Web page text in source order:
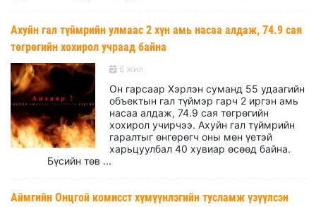
Ахуйн гал түймрийн улмаас 2 хүн амь насаа алдаж, 74.9 сая
төгрөгийн хохирол учраад байна
6 жил
Он гарсаар Хэрлэн суманд 55 удаагийн
объектын гал түймэр гарч 2 иргэн амь
насаа алдаж, 74.9 сая төгрөгийн
хохирол учирчээ. Ахуйн гал түймрийн
гаралтыг өнгөрөгч оны мөн үетэй
харьцуулбал 40 хувиар өсөөд байна.
Бүсийн төв ...
Аймгийн Онцгой комисст хүмүүнлэгийн тусламж үзүүлсэн